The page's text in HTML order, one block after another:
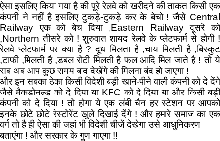
ऐसा इसलिए किया गया है की पूरे रेलवे को खरीदने की ताकत किसी एक
कंपनी ने नहीं है इसलिए टुकड़े-टुकड़े कर के बेचो ! जैसे Central
Railway एक को बेच दिया ,Eastern Railway दूसरे को
,Northern तीसरे को ! शुरुवात शायद रेलवे के प्लेटफार्म से होगी !
रेलवे प्लेटफार्म पर क्या है ? दूध मिलता है ,चाय मिलती है ,बिस्कुट
,टाफी ,मिलती है ,डबल रोटी मिलती है फल आदि मिल जाते है ! तो ये
सब अब आप कुछ समय बाद देखेंगे की मिलना बंद हो जाएगा !
और इन सबका ठेका किसी विदेशी बड़ी खाने-पीने वाली कंपनी को दे देंगे
जैसे मैकडोनल्ड को दे दिया या KFC को दे दिया या और किसी बड़ी
कंपनी को दे दिया ! तो होगा ये एक लंबी चैन हर स्टेशन पर आपको
इनके छोटे छोटे रेस्टोरेंट खुले दिखाई देंगे ! और हमारे समाज का एक
वर्ग तो है ही ऐसा की जहां भी विदेशी चीजें देखेगा उसे आधुनिकरण
बताएंगा ! और सरकार के गुण गाएगा !!